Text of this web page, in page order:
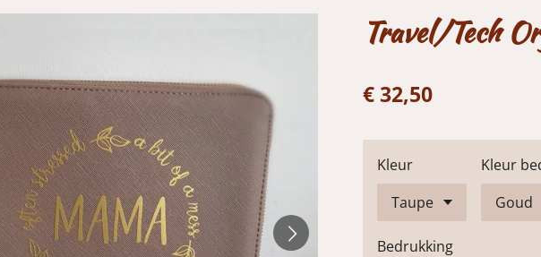
Travel/Tech
€ 32,50
Kleur Kleur
Bedrukking